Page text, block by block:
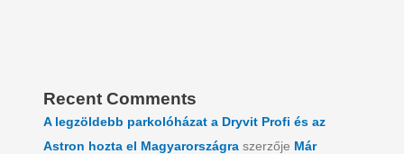
Recent Comments
A legzöldebb parkolóházat a Dryvit Profi és az
Astron hozta el Magyarországra szerzője Már